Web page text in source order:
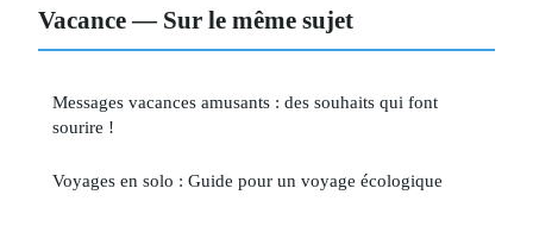
Vacance — Sur le même sujet
Messages vacances amusants : des souhaits qui font
sourire !
Voyages en solo : Guide pour un voyage écologique